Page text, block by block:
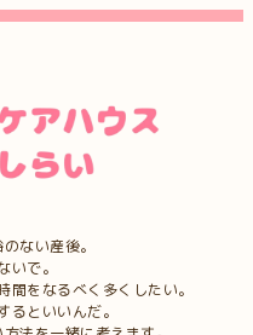
ない産後。
いで。
をなるべく多くしたい。
るといいんだ。